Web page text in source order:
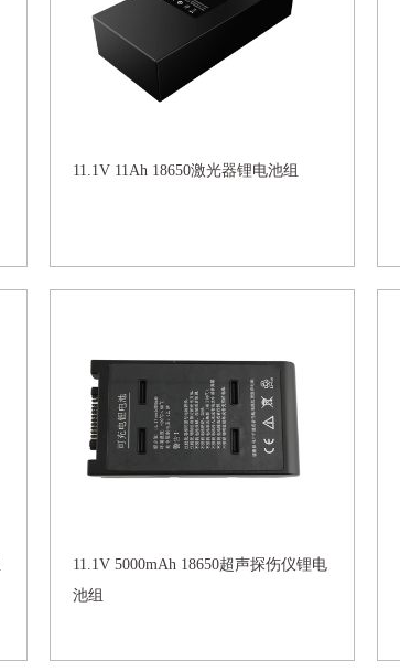
11.1V 11Ah 18650激光器锂电池组
11.1V 5000mAh 18650超声探伤仪锂电
池组